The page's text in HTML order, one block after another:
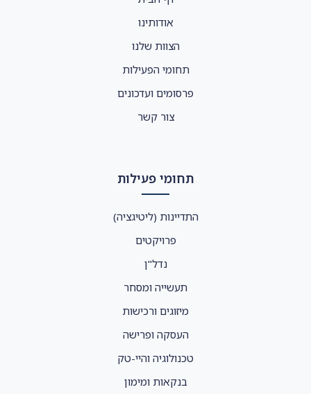
אודותינו
הצוות שלנו
תחומי הפעילות
פרסומים ועדכונים
צור קשר
תחומי פעילות
התדיינות (ליטיגציה)
פרויקטים
נדל"ן
תעשייה ומסחר
מיזוגים ורכישות
העסקה ופרישה
טכנולוגיה והיי-טק
בנקאות ומימון